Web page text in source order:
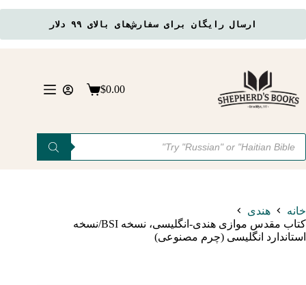
ارسال رایگان برای سفارش‌های بالای ۹۹ دلار
سبد$0.00
Products
search
خانه
هندی
کتاب مقدس موازی هندی-انگلیسی، نسخه BSI/نسخه
استاندارد انگلیسی (چرم مصنوعی)